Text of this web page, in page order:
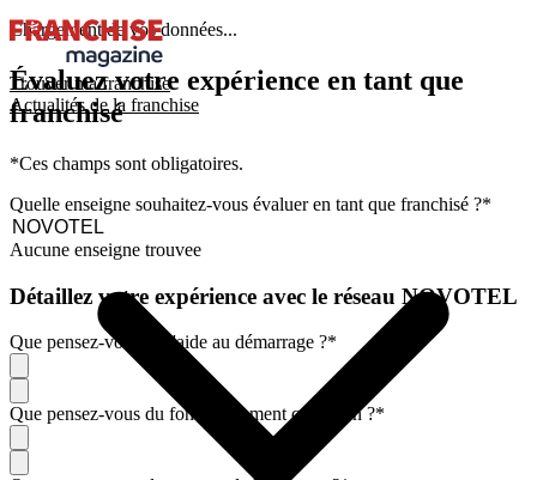
Trouver ma franchise
Actualités de la franchise
Chargement de vos données...
Évaluez votre expérience en tant que
franchisé
*Ces champs sont obligatoires.
Quelle enseigne souhaitez-vous évaluer en tant que franchisé ?*
Aucune enseigne trouvee
Détaillez votre expérience avec le réseau NOVOTEL
Que pensez-vous de l'aide au démarrage ?*
Que pensez-vous du fonctionnement quotidien ?*